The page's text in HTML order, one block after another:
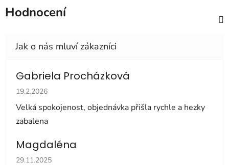
Hodnocení
Gabriela Procházková
Hodnocení obchodu je 5 z 5 hvězdiček.
19.2.2026
Velká spokojenost, objednávka přišla rychle a hezky
zabalena
Magdaléna
Hodnocení obchodu je 5 z 5 hvězdiček.
29.11.2025